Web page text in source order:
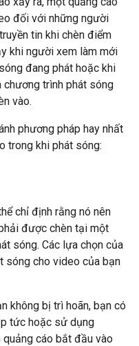
đối với những người
tin khi chèn điểm
khi người xem làm mới
đang phát hoặc khi
trình phát sóng
vào.
phương pháp hay nhất
trong khi phát sóng:
chỉ định rằng nó nên
được chèn tại một
sóng. Các lựa chọn của
sóng cho video của bạn
không bị trì hoãn, bạn có
tức hoặc sử dụng
cáo bắt đầu vào